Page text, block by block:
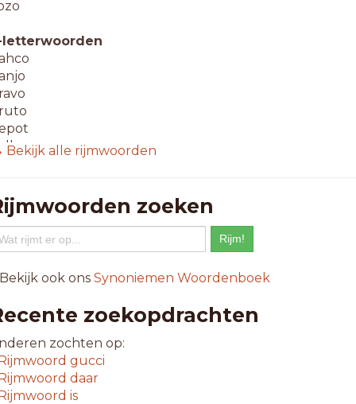
letterwoorden
zo
letterwoorden
Bekijk alle rijmwoorden
zoeken
ook ons Synoniemen Woordenboek
zoekopdrachten
zochten op:
gucci
daar
is